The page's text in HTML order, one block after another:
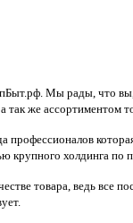
Мы рады, что
так же ассортиментом
крупного холдинга
товара, ведь все